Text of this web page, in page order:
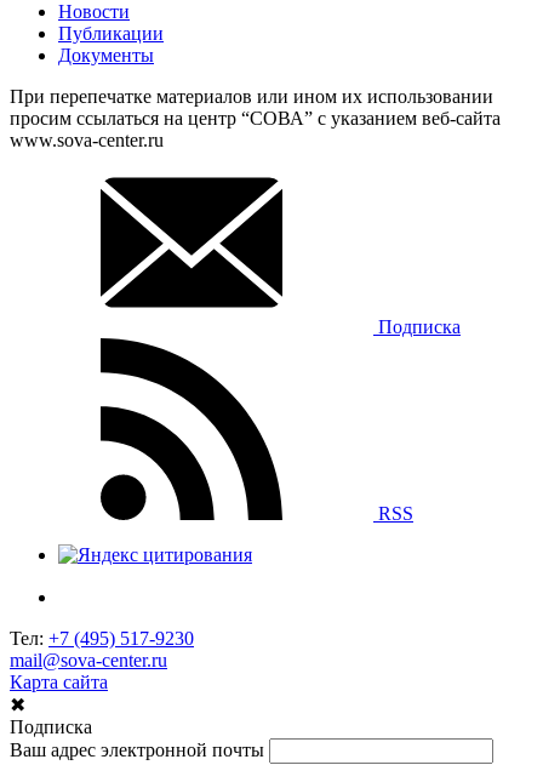
Новости
Публикации
Документы
При перепечатке материалов или ином их использовании
просим ссылаться на центр “СОВА” с указанием веб-сайта
www.sova-center.ru
Подписка
RSS
Тел: +7 (495) 517-9230
mail@sova-center.ru
Карта сайта
✖
Подписка
Ваш адрес электронной почты